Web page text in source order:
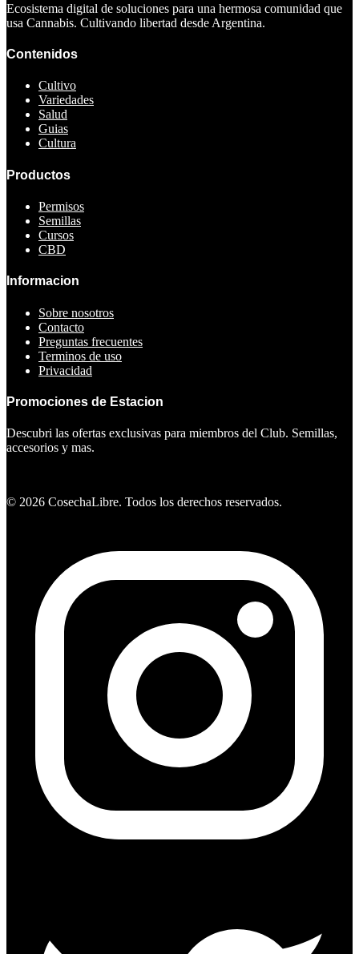
Ecosistema digital de soluciones para una hermosa comunidad que
usa Cannabis. Cultivando libertad desde Argentina.
Contenidos
Cultivo
Variedades
Salud
Guias
Cultura
Productos
Permisos
Semillas
Cursos
CBD
Informacion
Sobre nosotros
Contacto
Preguntas frecuentes
Terminos de uso
Privacidad
Promociones de Estacion
Descubri las ofertas exclusivas para miembros del Club. Semillas,
accesorios y mas.
© 2026 CosechaLibre. Todos los derechos reservados.